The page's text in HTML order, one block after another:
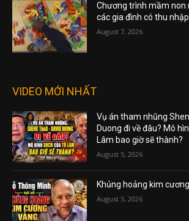
Chương trình mầm non
các gia đình có thu
August 7, 2026
VIDEO MỚI NHẤT
Vụ án tham nhũng
Duong đi về đâu? Mô
Lâm bao giờ sẽ thành?
August 5, 2026
Khủng hoảng kim
August 5, 2026